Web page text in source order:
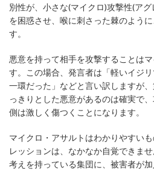
別性が、小さな(マイクロ)攻撃性(ア
を困惑させ、喉に刺さった棘のよう
す。
悪意を持って相手を攻撃することは
す。この場合、発言者は「軽いイジ
一環だった」などと言い訳しますが
っきりとした悪意があるのは確実で
側は激しく傷つくことになります。
マイクロ・アサルトはわかりやすい
レッションは、なかなか自覚できま
考えを持っている集団に、被害者が加